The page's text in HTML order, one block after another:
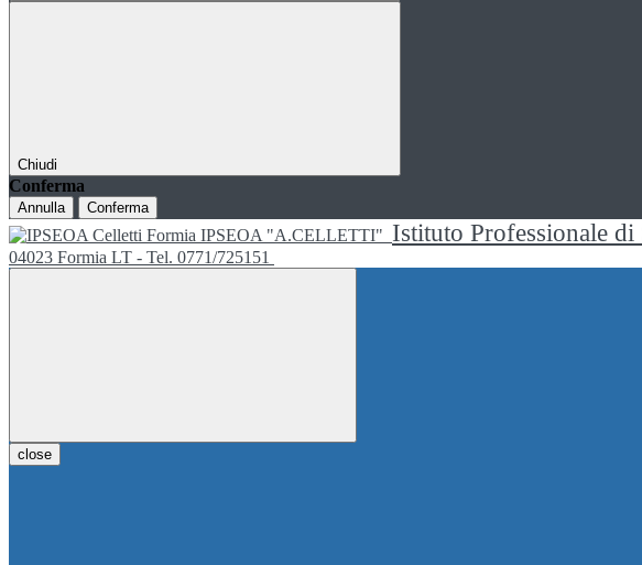
Chiudi
Conferma
Annulla Conferma
IPSEOA "A.CELLETTI" Istituto Professionale
04023 Formia LT - Tel. 0771/725151
close